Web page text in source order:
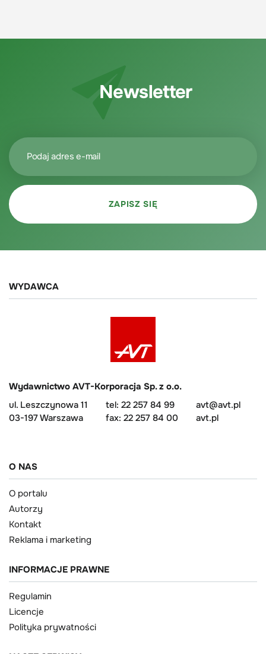
Newsletter
WYDAWCA
Wydawnictwo AVT-Korporacja Sp. z o.o.
ul. Leszczynowa 11
03-197 Warszawa
tel: 22 257 84 99
fax: 22 257 84 00
avt@avt.pl
avt.pl
O NAS
O portalu
Autorzy
Kontakt
Reklama i marketing
INFORMACJE PRAWNE
Regulamin
Licencje
Polityka prywatności